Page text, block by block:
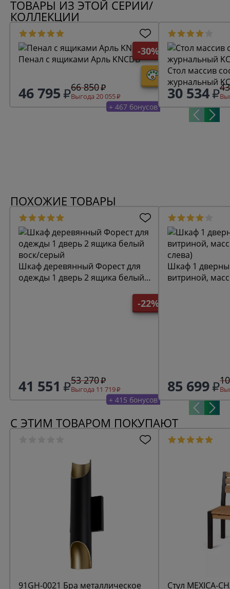
ТОВАРЫ ИЗ ЭТОЙ СЕРИИ/
КОЛЛЕКЦИИ
-30%
Пенал с ящиками Арль KNCDB
46 795 66 850
Выгода 20 055
+ 467 бонусов
Стол массив
журнальный
30 534
ПОХОЖИЕ ТОВАРЫ
-22%
Шкаф деревянный Форест для
одежды 1 дверь 2 ящика белый
41 551 53 270
Выгода 11 719
+ 415 бонусов
Шкаф 1
витриной,
85 699
С ЭТИМ ТОВАРОМ ПОКУПАЮТ
91GH-0021 Бра металлическое
Стул MEXICA-